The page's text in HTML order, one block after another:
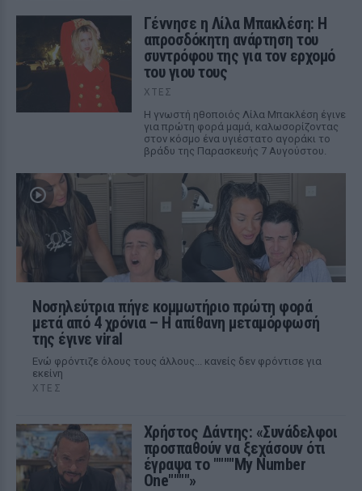
Γέννησε η Λίλα Μπακλέση: Η
απροσδόκητη ανάρτηση του
συντρόφου της για τον ερχομό
του γιου τους
ΧΤΕΣ
Η γνωστή ηθοποιός Λίλα Μπακλέση έγινε
για πρώτη φορά μαμά, καλωσορίζοντας
στον κόσμο ένα υγιέστατο αγοράκι το
βράδυ της Παρασκευής 7 Αυγούστου.
Νοσηλεύτρια πήγε κομμωτήριο πρώτη φορά
μετά από 4 χρόνια – Η απίθανη μεταμόρφωσή
της έγινε viral
Ενώ φρόντιζε όλους τους άλλους... κανείς δεν φρόντισε για
εκείνη
ΧΤΕΣ
Χρήστος Δάντης: «Συνάδελφοι
προσπαθούν να ξεχάσουν ότι
έγραψα το """"My Number
One""""»